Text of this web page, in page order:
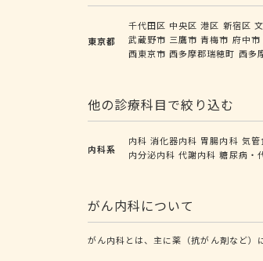
東京都
千代田区 中央区 港区 新宿区
武蔵野市 三鷹市 青梅市 府中市
西東京市 西多摩郡瑞穂町 西多
他の診療科目で絞り込む
内科系
内科 消化器内科 胃腸内科 気管
内分泌内科 代謝内科 糖尿病・
がん内科について
がん内科とは、主に薬（抗がん剤など）